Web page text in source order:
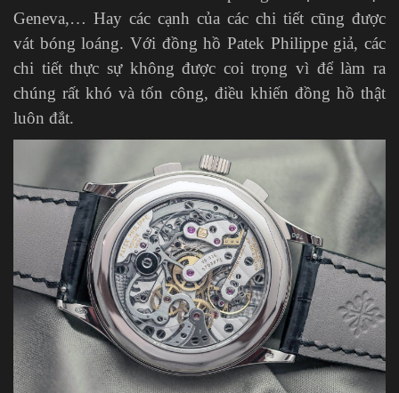
Geneva,… Hay các cạnh của các chi tiết cũng được
vát bóng loáng. Với đồng hồ Patek Philippe giả, các
chi tiết thực sự không được coi trọng vì để làm ra
chúng rất khó và tốn công, điều khiến đồng hồ thật
luôn đắt.